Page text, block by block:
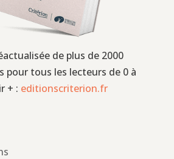
de plus de 2000
pour tous les lecteurs de 0 à
+ : editionscriterion.fr